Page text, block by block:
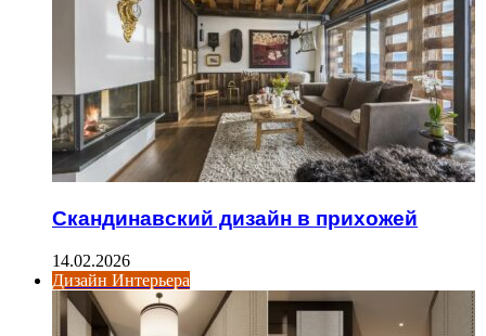
Скандинавский дизайн в прихожей
14.02.2026
Дизайн Интерьера